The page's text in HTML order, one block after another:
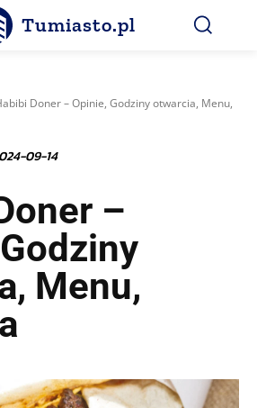
Tumiasto.pl
Doner – Opinie, Godziny otwarcia, Menu,
09-14
–
Menu,